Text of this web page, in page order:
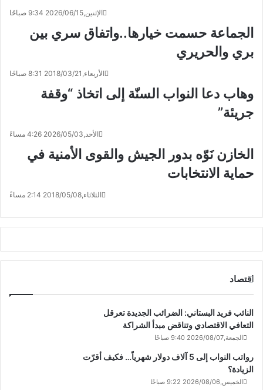
الإثنين,2026/06/15 9:34 صباحًا
الجماعة حسمت خيارها..واتفاق سري بين
بري والحريري
الأربعاء,2018/03/21 8:31 صباحًا
وهاب دعا النواب السنّة إلى اتخاذ “وقفة
جريئة”
الأحد,2026/05/03 4:26 مساءً
الخازن نَوّه بدور الجيش والقوى الأمنية في
حماية الانتخابات
الثلاثاء,2018/05/08 2:14 مساءً
اقتصاد
النائب فريد البستاني: الضرائب الجديدة تعرقل
التعافي الاقتصادي وتناقض مبدأ الشراكة
الجمعة,2026/08/07 9:40 صباحًا
رواتب النواب إلى 5 آلاف دولار شهرياً… فكيف أقرّت
الزيادة؟
الخميس,2026/08/06 9:22 صباحًا